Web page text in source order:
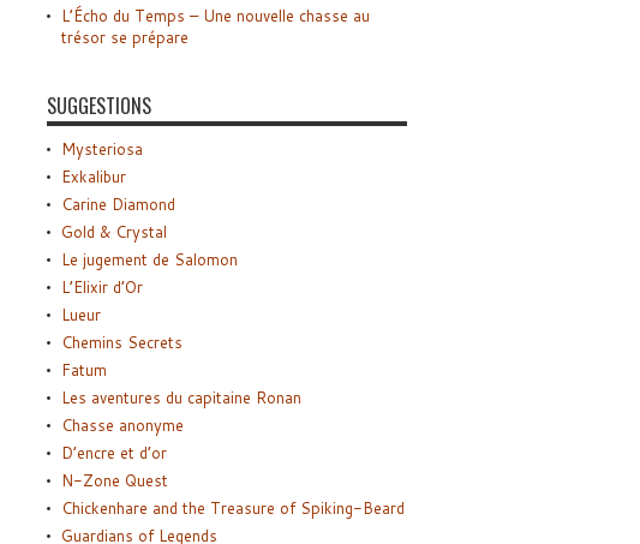
L’Écho du Temps – Une nouvelle chasse au
trésor se prépare
SUGGESTIONS
Mysteriosa
Exkalibur
Carine Diamond
Gold & Crystal
Le jugement de Salomon
L’Elixir d’Or
Lueur
Chemins Secrets
Fatum
Les aventures du capitaine Ronan
Chasse anonyme
D’encre et d’or
N-Zone Quest
Chickenhare and the Treasure of Spiking-Beard
Guardians of Legends